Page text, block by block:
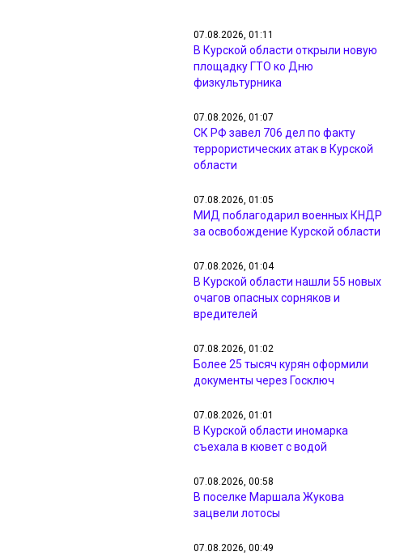
07.08.2026, 01:11
В Курской области открыли новую
площадку ГТО ко Дню
физкультурника
07.08.2026, 01:07
СК РФ завел 706 дел по факту
террористических атак в Курской
области
07.08.2026, 01:05
МИД поблагодарил военных КНДР
за освобождение Курской области
07.08.2026, 01:04
В Курской области нашли 55 новых
очагов опасных сорняков и
вредителей
07.08.2026, 01:02
Более 25 тысяч курян оформили
документы через Госключ
07.08.2026, 01:01
В Курской области иномарка
съехала в кювет с водой
07.08.2026, 00:58
В поселке Маршала Жукова
зацвели лотосы
07.08.2026, 00:49